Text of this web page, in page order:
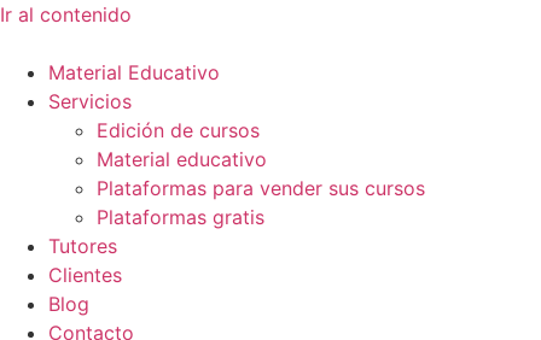
Ir al contenido
Material Educativo
Servicios
Edición de cursos
Material educativo
Plataformas para vender sus cursos
Plataformas gratis
Tutores
Clientes
Blog
Contacto